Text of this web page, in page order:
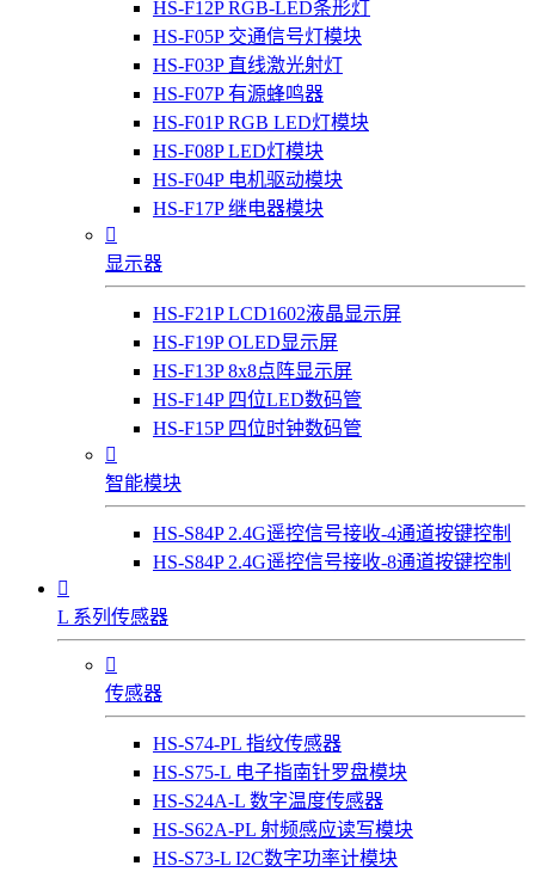
HS-F12P RGB-LED条形灯
HS-F05P 交通信号灯模块
HS-F03P 直线激光射灯
HS-F07P 有源蜂鸣器
HS-F01P RGB LED灯模块
HS-F08P LED灯模块
HS-F04P 电机驱动模块
HS-F17P 继电器模块

显示器
HS-F21P LCD1602液晶显示屏
HS-F19P OLED显示屏
HS-F13P 8x8点阵显示屏
HS-F14P 四位LED数码管
HS-F15P 四位时钟数码管

智能模块
HS-S84P 2.4G遥控信号接收-4通道按键控制
HS-S84P 2.4G遥控信号接收-8通道按键控制

L 系列传感器

传感器
HS-S74-PL 指纹传感器
HS-S75-L 电子指南针罗盘模块
HS-S24A-L 数字温度传感器
HS-S62A-PL 射频感应读写模块
HS-S73-L I2C数字功率计模块